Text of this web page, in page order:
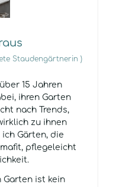
Staudengärtnerin )
15 Jahren
ihren Garten
nach Trends,
zu ihnen
Gärten, die
pflegeleicht
Garten ist kein